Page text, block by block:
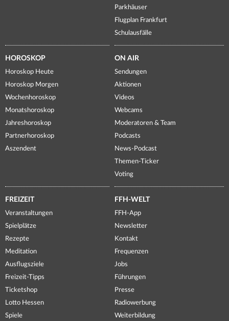
Parkhäuser
Flugplan Frankfurt
Schulausfälle
HOROSKOP
Horoskop Heute
Horoskop Morgen
Wochenhoroskop
Monatshoroskop
Jahreshoroskop
Partnerhoroskop
Aszendent
ON AIR
Sendungen
Aktionen
Videos
Webcams
Moderatoren & Team
Podcasts
News-Podcast
Themen-Ticker
Voting
FREIZEIT
Veranstaltungen
Spielplätze
Rezepte
Meditation
Ausflugsziele
Freizeit-Tipps
Ticketshop
Lotto Hessen
Spiele
FFH-WELT
FFH-App
Newsletter
Kontakt
Frequenzen
Jobs
Führungen
Presse
Radiowerbung
Weiterbildung